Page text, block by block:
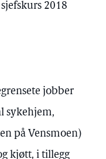
2018
jobber
sykehjem,
på Vensmoen)
kjøtt, i tillegg